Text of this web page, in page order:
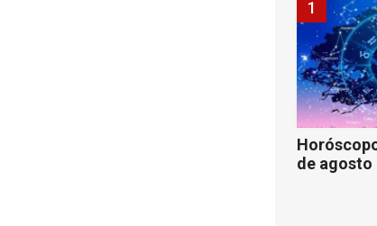
de agosto
1